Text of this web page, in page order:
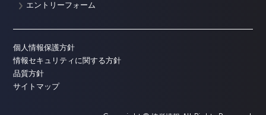
エントリーフォーム
個人情報保護方針
情報セキュリティに関する方針
品質方針
サイトマップ